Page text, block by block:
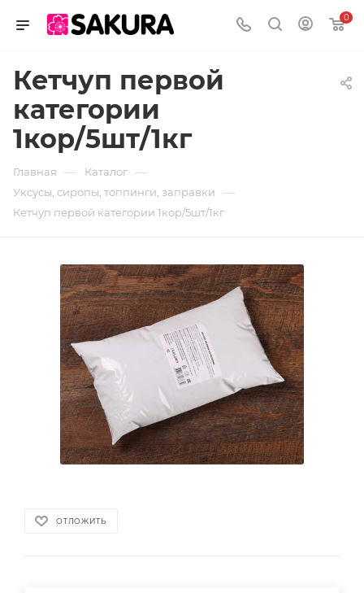
0
Кетчуп первой
категории
1кор/5шт/1кг
Главная — Каталог —
Уксусы, сиропы, топпинги, заправки —
Кетчуп первой категории 1кор/5шт/1кг
ОТЛОЖИТЬ